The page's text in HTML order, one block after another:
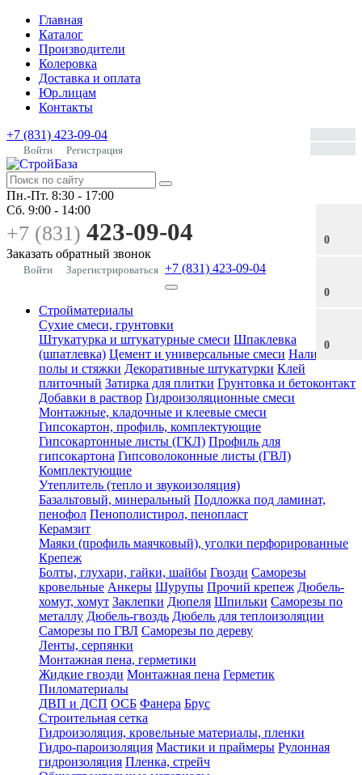
Главная
Каталог
Производители
Колеровка
Доставка и оплата
Юр.лицам
Контакты
0
0
0
+7 (831) 423-09-04
Войти Регистрация
Пн.-Пт. 8:30 - 17:00
Сб. 9:00 - 14:00
+7 (831) 423-09-04
Заказать обратный звонок
Войти Зарегистрироваться +7 (831) 423-09-04
Стройматериалы
Сухие смеси, грунтовки
Штукатурка и штукатурные смеси Шпаклевка
(шпатлевка) Цемент и универсальные смеси Наливные
полы и стяжки Декоративные штукатурки Клей
плиточный Затирка для плитки Грунтовка и бетоконтакт
Добавки в раствор Гидроизоляционные смеси
Монтажные, кладочные и клеевые смеси
Гипсокартон, профиль, комплектующие
Гипсокартонные листы (ГКЛ) Профиль для
гипсокартона Гипсоволоконные листы (ГВЛ)
Комплектующие
Утеплитель (тепло и звукоизоляция)
Базальтовый, минеральный Подложка под ламинат,
пенофол Пенополистирол, пенопласт
Керамзит
Маяки (профиль маячковый), уголки перфорированные
Крепеж
Болты, глухари, гайки, шайбы Гвозди Саморезы
кровельные Анкеры Шурупы Прочий крепеж Дюбель-
хомут, хомут Заклепки Дюпеля Шпильки Саморезы по
металлу Дюбель-гвоздь Дюбель для теплоизоляции
Саморезы по ГВЛ Саморезы по дереву
Ленты, серпянки
Монтажная пена, герметики
Жидкие гвозди Монтажная пена Герметик
Пиломатериалы
ДВП и ДСП ОСБ Фанера Брус
Строительная сетка
Гидроизоляция, кровельные материалы, пленки
Гидро-пароизоляция Мастики и праймеры Рулонная
гидроизоляция Пленка, стрейч